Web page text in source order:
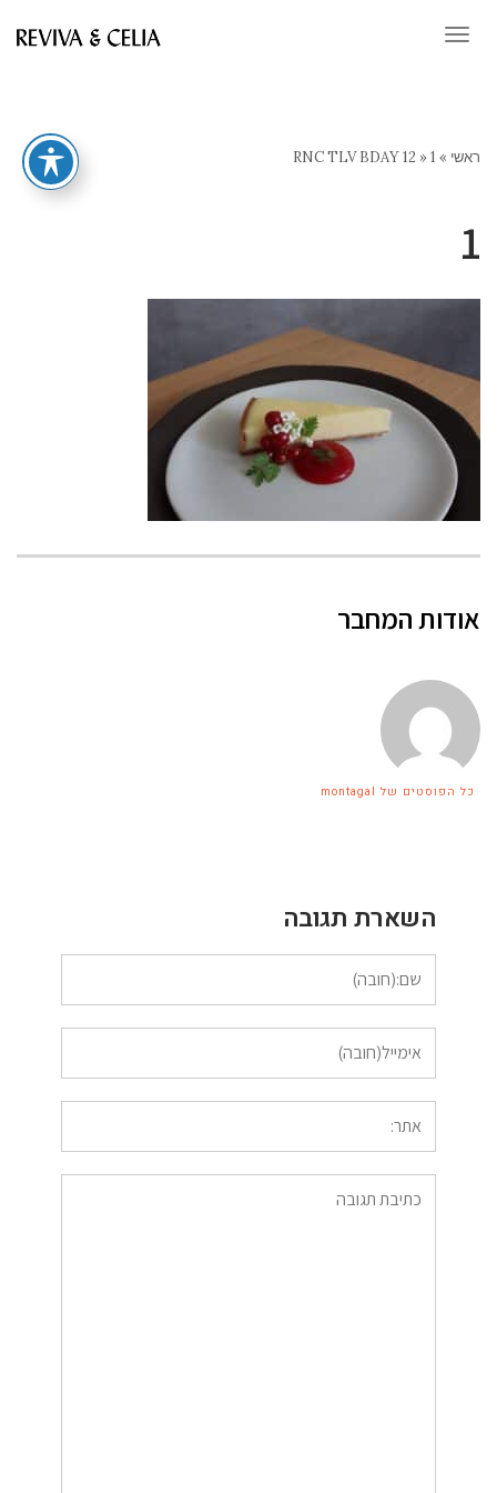
תפריט
ראשי »
RNC TLV BDAY 12 »1
1
אודות המחבר
כל הפוסטים של montagal
השארת תגובה